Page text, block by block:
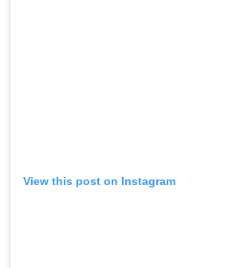
View this post on Instagram